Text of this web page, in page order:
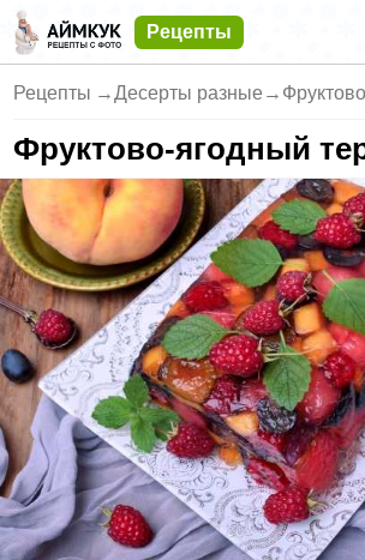
Рецепты
Рецепты →Десерты разные →
Фруктово-ягодный